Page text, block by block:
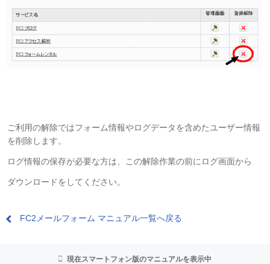
ご利用の解除ではフォーム情報やログデータを含めたユーザー情報
を削除します。
ログ情報の保存が必要な方は、この解除作業の前にログ画面から
ダウンロードをしてください。
FC2メールフォーム マニュアル一覧へ戻る
現在スマートフォン版のマニュアルを表示中